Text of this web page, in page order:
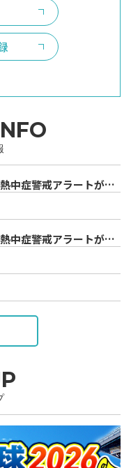
中症警戒アラートが発
中症警戒アラートが発